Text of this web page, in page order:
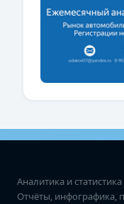
Аналитика и
Отчёты, инфографика,